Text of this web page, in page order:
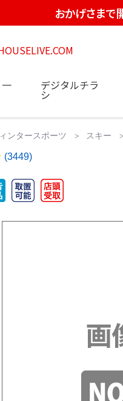
おかげさまで
デジタルチラ
シ
ンタースポーツ スキー
(3449)